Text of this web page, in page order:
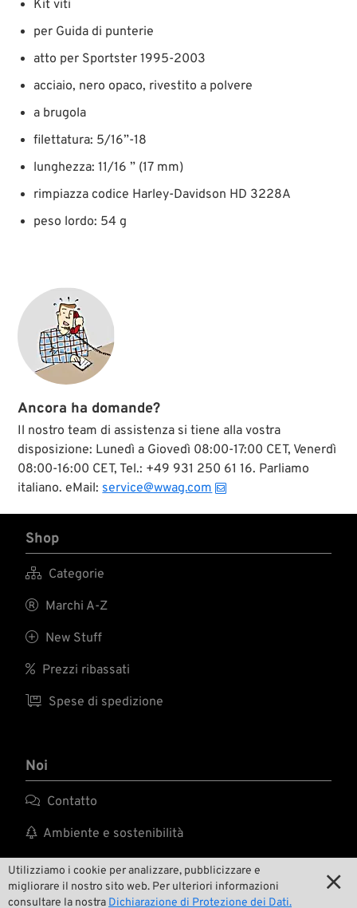
Utilizziamo i cookie per analizzare, pubblicizzare e
migliorare il nostro sito web. Per ulteriori informazioni
consultare la nostra Dichiarazione di Protezione dei Dati.

Kit viti
per Guida di punterie
atto per Sportster 1995-2003
acciaio, nero opaco, rivestito a polvere
a brugola
filettatura: 5/16”-18
lunghezza: 11/16 ” (17 mm)
rimpiazza codice Harley-Davidson HD 3228A
peso lordo: 54 g
Ancora ha domande?
Il nostro team di assistenza si tiene alla vostra
disposizione: Lunedì a Giovedì 08:00-17:00 CET, Venerdì
08:00-16:00 CET, Tel.: +49 931 250 61 16. Parliamo
italiano. eMail:service@wwag.com
Shop
 Categorie
 Marchi A-Z
 New Stuff
 Prezzi ribassati
 Spese di spedizione
Noi
 Contatto
 Ambiente e sostenibilità
 La nostra storia
 Wrecking Crew